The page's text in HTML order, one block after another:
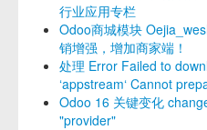
行业应用专栏
Odoo商城模块
销增强，增加商家端！
处理 Error Failed to
‘appstream‘ Cannot
Odoo 16 关键变化
"provider"